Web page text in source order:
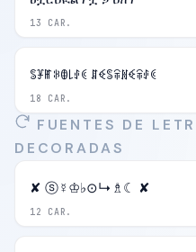
13 CAR.
18 CAR.
ꌚꐞꂵꋰꂦ꒒ꂑꀯ ꁲꈼꌚꋖꍩꈼꋖꂑꀯ
FUENTES DE
DECORADAS
12 CAR.
✘ ⓢ☿♔♭⊙↳♗☾ ✘